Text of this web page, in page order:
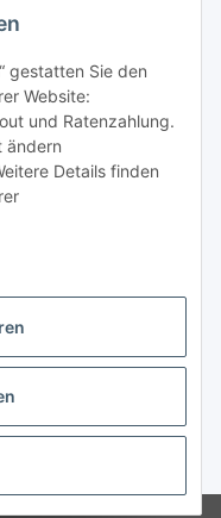
gestatten Sie den
Website:
und Ratenzahlung.
ändern
Details finden